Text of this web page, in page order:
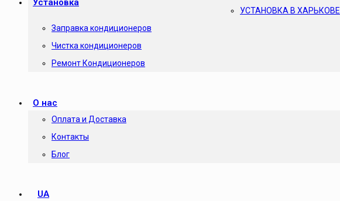
Установка
УСТАНОВКА В ХАРЬКОВЕ
Заправка кондиционеров
Чистка кондиционеров
Ремонт Кондиционеров
О нас
Оплата и Доставка
Контакты
Блог
UA